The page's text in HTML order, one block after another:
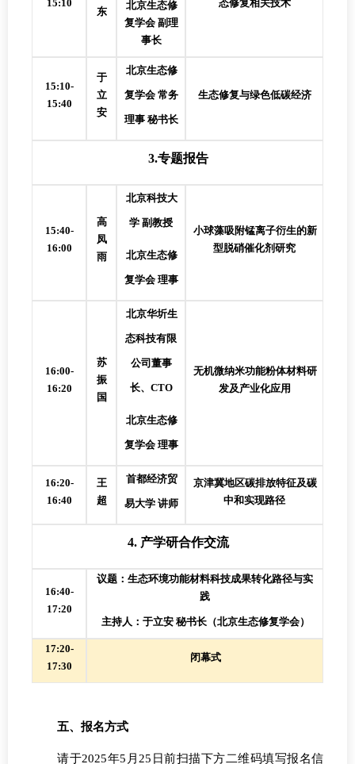
15:10
东
北京生态修
复学会 副理
事长
态修复相关技术
15:10-
15:40
于
立
安
北京生态修
复学会 常务
理事 秘书长
生态修复与绿色低碳经济
3.专题报告
15:40-
16:00
高
凤
雨
北京科技大
学 副教授
北京生态修
复学会 理事
小球藻吸附锰离子衍生的新
型脱硝催化剂研究
16:00-
16:20
苏
振
国
北京华圻生
态科技有限
公司董事
长、 CTO
北京生态修
复学会 理事
无机微纳米功能粉体材料研
发及产业化应用
16:20-
16:40
王
超
首都经济贸
易大学 讲师
京津冀地区碳排放特征及碳
中和实现路径
4. 产学研合作交流
16:40-
17:20
议题：生态环境功能材料科技成果转化路径与实
践
主持人：于立安 秘书长（北京生态修复学会）
17:20-
17:30
闭幕式
五、报名方式
请于2025年5月25日前扫描下方二维码填写报名信